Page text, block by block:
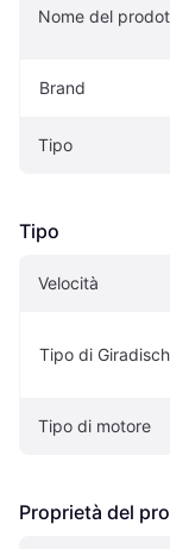
Nome del
Brand
Tipo
Tipo
Velocità
Tipo di
Tipo di motore
Proprietà del